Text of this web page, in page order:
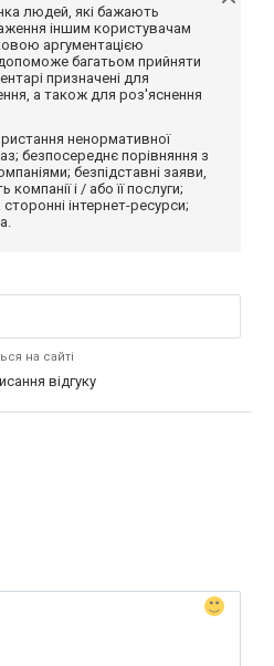
людей, які бажають
іншим користувачам
аргументацією
багатьом прийняти
призначені для
а також для роз'яснення
ненормативної
безпосереднє порівняння з
безпідставні заяви,
і / або її послуги;
інтернет-ресурси;
на сайті
відгуку